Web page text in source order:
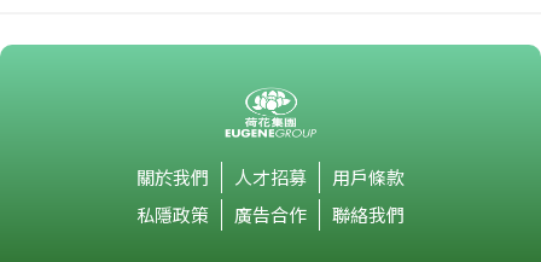
關於我們 人才招募
用戶條款
私隱政策
廣告合作 聯絡我們